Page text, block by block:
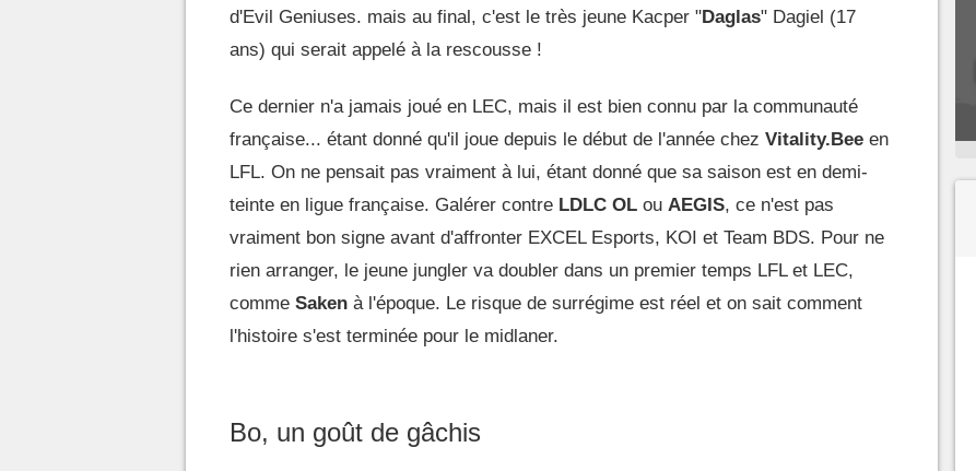
d'Evil Geniuses. mais au final, c'est le très jeune Kacper "Daglas" Dagiel (17
ans) qui serait appelé à la rescousse !
Ce dernier n'a jamais joué en LEC, mais il est bien connu par la communauté
française... étant donné qu'il joue depuis le début de l'année chez Vitality.Bee en
LFL. On ne pensait pas vraiment à lui, étant donné que sa saison est en demi-
teinte en ligue française. Galérer contre LDLC OL ou AEGIS, ce n'est pas
vraiment bon signe avant d'affronter EXCEL Esports, KOI et Team BDS. Pour ne
rien arranger, le jeune jungler va doubler dans un premier temps LFL et LEC,
comme Saken à l'époque. Le risque de surrégime est réel et on sait comment
l'histoire s'est terminée pour le midlaner.
Bo, un goût de gâchis